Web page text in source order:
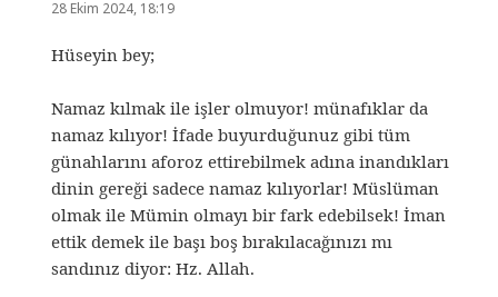
28 Ekim 2024, 18:19
Hüseyin bey;
Namaz kılmak ile işler olmuyor! münafıklar da
namaz kılıyor! İfade buyurduğunuz gibi tüm
günahlarını aforoz ettirebilmek adına inandıkları
dinin gereği sadece namaz kılıyorlar! Müslüman
olmak ile Mümin olmayı bir fark edebilsek! İman
ettik demek ile başı boş bırakılacağınızı mı
sandınız diyor: Hz. Allah.